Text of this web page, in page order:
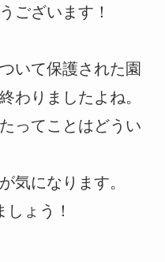
ございます！
いて保護された園
わりましたよね。
ってことはどうい
気になります。
ょう！